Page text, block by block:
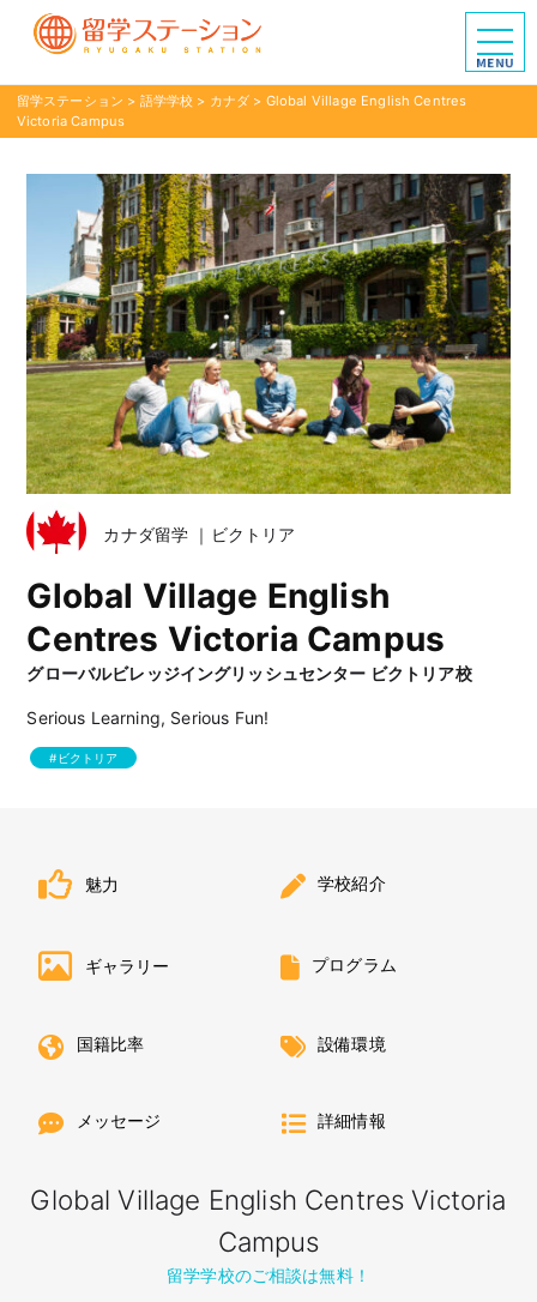
留学ステーション > 語学学校 > カナダ > Global Village English Centres
Victoria Campus
カナダ留学 ｜ビクトリア
Global Village English
Centres Victoria Campus
グローバルビレッジイングリッシュセンター ビクトリア校
Serious Learning, Serious Fun!
ビクトリア
魅力 学校紹介
ギャラリー プログラム
国籍比率 設備環境
メッセージ 詳細情報
Global Village English Centres Victoria
Campus
留学学校のご相談は無料！